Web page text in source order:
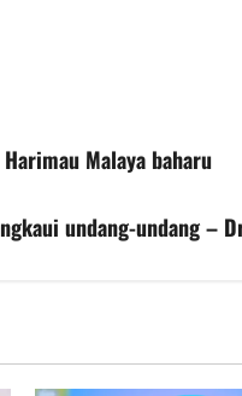
Malaya baharu
undang-undang –